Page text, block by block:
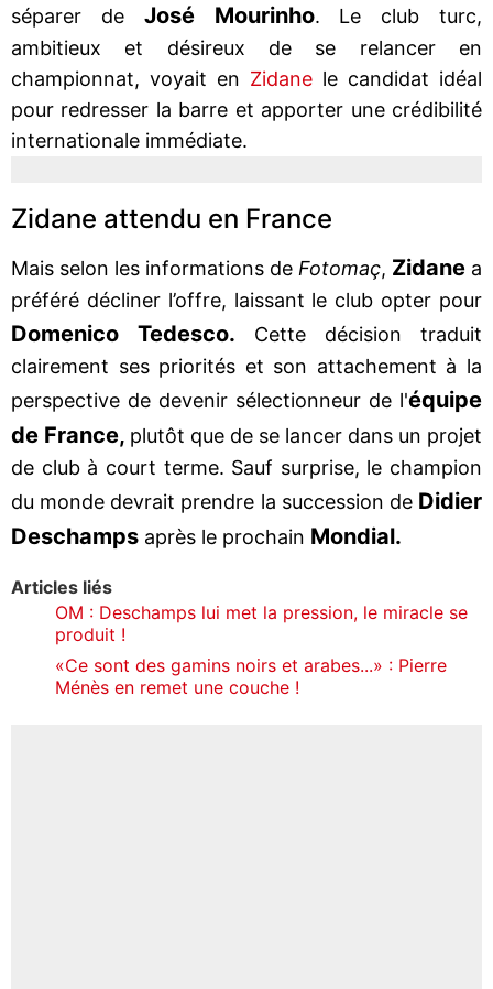
séparer de José Mourinho. Le club turc,
ambitieux et désireux de se relancer en
championnat, voyait en Zidane le candidat idéal
pour redresser la barre et apporter une crédibilité
internationale immédiate.
Zidane attendu en France
Mais selon les informations de Fotomaç, Zidane a
préféré décliner l’offre, laissant le club opter pour
Domenico Tedesco.
Cette décision traduit
clairement ses priorités et son attachement à la
perspective de devenir sélectionneur de l'équipe
de France, plutôt que de se lancer dans un projet
de club à court terme. Sauf surprise, le champion
du monde devrait prendre la succession deDidier
Deschamps après le prochain Mondial.
Articles liés
OM : Deschamps lui met la pression, le miracle se
produit !
«Ce sont des gamins noirs et arabes...» : Pierre
Ménès en remet une couche !